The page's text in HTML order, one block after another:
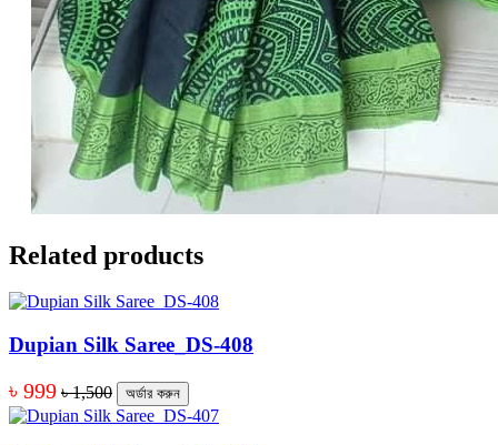
Related products
Dupian Silk Saree_DS-408
৳ 999 ৳ 1,500 অর্ডার করুন